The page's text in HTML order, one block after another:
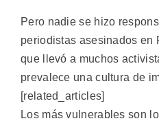
Pero nadie se hizo
periodistas asesinados en
que llevó a muchos
prevalece una cultura de
[related_articles]
Los más vulnerables son